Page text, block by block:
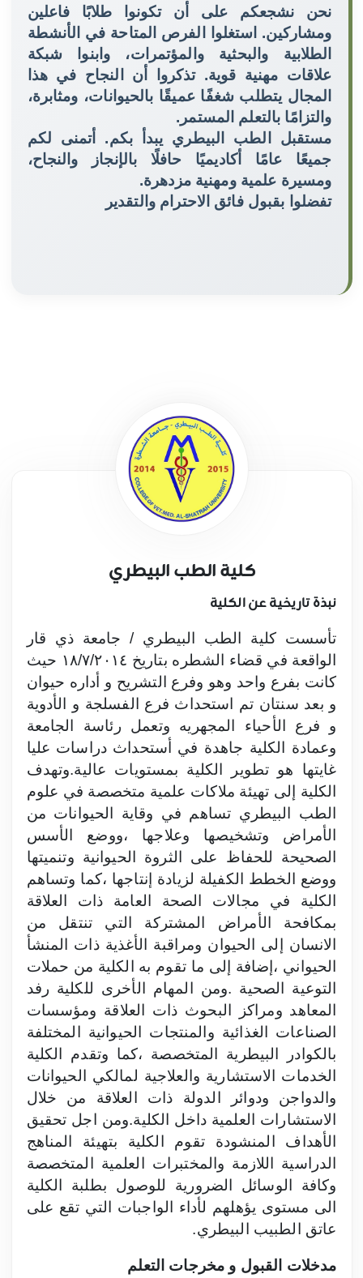
نحن نشجعكم على أن تكونوا طلابًا فاعلين
ومشاركين. استغلوا الفرص المتاحة في الأنشطة
الطلابية والبحثية والمؤتمرات، وابنوا شبكة
علاقات مهنية قوية. تذكروا أن النجاح في هذا
المجال يتطلب شغفًا عميقًا بالحيوانات، ومثابرة،
والتزامًا بالتعلم المستمر .
مستقبل الطب البيطري يبدأ بكم. أتمنى لكم
جميعًا عامًا أكاديميًا حافلًا بالإنجاز والنجاح،
ومسيرة علمية ومهنية مزدهرة.
تفضلوا بقبول فائق الاحترام والتقدير
كلية الطب البيطري
نبذة تاريخية عن الكلية
تأسست كلية الطب البيطري / جامعة ذي قار
الواقعة في قضاء الشطره بتاريخ ١٨/٧/٢٠١٤ حيث
كانت بفرع واحد وهو وفرع التشريح و أداره حيوان
و بعد سنتان تم استحداث فرع الفسلجة و الأدوية
و فرع الأحياء المجهريه وتعمل رئاسة الجامعة
وعمادة الكلية جاهدة في أستحداث دراسات عليا
غايتها هو تطوير الكلية بمستويات عالية.وتهدف
الكلية إلى تهيئة ملاكات علمية متخصصة في علوم
الطب البيطري تساهم في وقاية الحيوانات من
الأمراض وتشخيصها وعلاجها ،ووضع الأسس
الصحيحة للحفاظ على الثروة الحيوانية وتنميتها
ووضع الخطط الكفيلة لزيادة إنتاجها ،كما وتساهم
الكلية في مجالات الصحة العامة ذات العلاقة
بمكافحة الأمراض المشتركة التي تنتقل من
الانسان إلى الحيوان ومراقبة الأغذية ذات المنشأ
الحيواني ،إضافة إلى ما تقوم به الكلية من حملات
التوعية الصحية .ومن المهام الأخرى للكلية رفد
المعاهد ومراكز البحوث ذات العلاقة ومؤسسات
الصناعات الغذائية والمنتجات الحيوانية المختلفة
بالكوادر البيطرية المتخصصة ،كما وتقدم الكلية
الخدمات الاستشارية والعلاجية لمالكي الحيوانات
والدواجن ودوائر الدولة ذات العلاقة من خلال
الاستشارات العلمية داخل الكلية.ومن اجل تحقيق
الأهداف المنشودة تقوم الكلية بتهيئة المناهج
الدراسية اللازمة والمختبرات العلمية المتخصصة
وكافة الوسائل الضرورية للوصول بطلبة الكلية
الى مستوى يؤهلهم لأداء الواجبات التي تقع على
عاتق الطبيب البيطري.
مدخلات القبول و مخرجات التعلم